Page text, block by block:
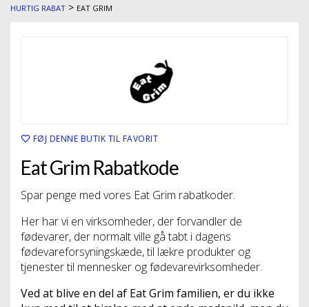
HURTIG RABAT > EAT GRIM
FØJ DENNE BUTIK TIL FAVORIT
Eat Grim Rabatkode
Spar penge med vores Eat Grim rabatkoder.
Her har vi en virksomheder, der forvandler de
fødevarer, der normalt ville gå tabt i dagens
fødevareforsyningskæde, til lækre produkter og
tjenester til mennesker og fødevarevirksomheder.
Ved at blive en del af Eat Grim familien, er du ikke